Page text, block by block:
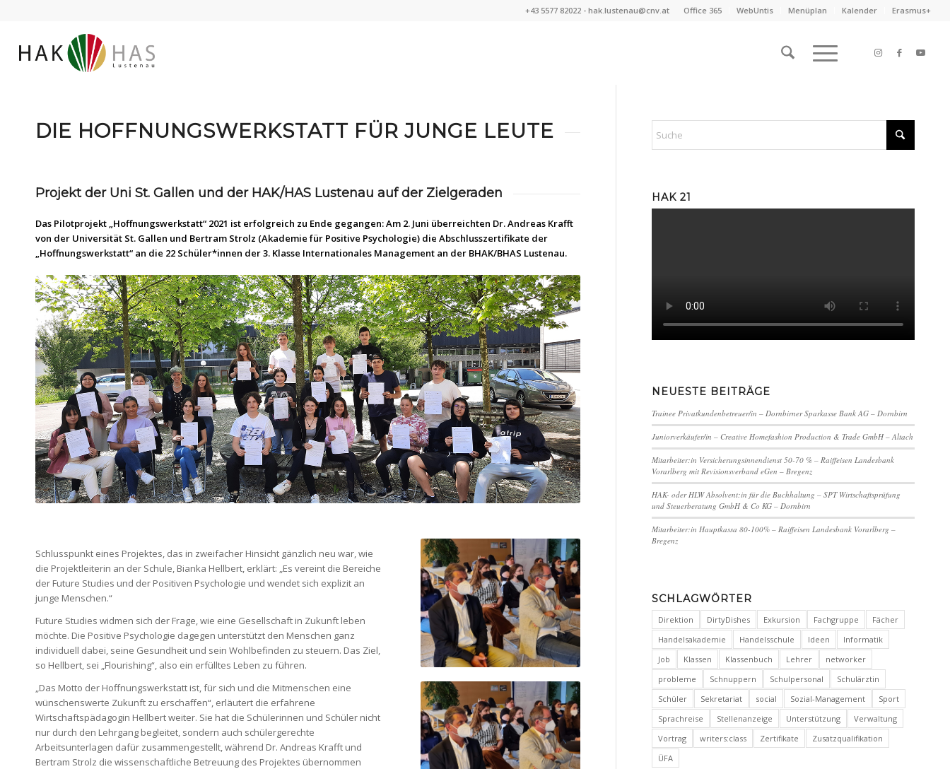
Office 365 WebUntis Menüplan Kalender Erasmus+
+43 5577 82022 -hak.lustenau@cnv.at
DIE HOFFNUNGSWERKSTATT FÜR JUNGE LEUTE
Projekt der Uni St. Gallen und der HAK/HAS Lustenau auf der Zielgeraden
Das Pilotprojekt „Hoffnungswerkstatt“ 2021 ist erfolgreich zu Ende gegangen: Am 2. Juni überreichten Dr. Andreas Krafft
von der Universität St. Gallen und Bertram Strolz (Akademie für Positive Psychologie) die Abschlusszertifikate der
„Hoffnungswerkstatt“ an die 22 Schüler*innen der 3. Klasse Internationales Management an der BHAK/BHAS Lustenau.
Schlusspunkt eines Projektes, das in zweifacher Hinsicht gänzlich neu war, wie
die Projektleiterin an der Schule, Bianka Hellbert, erklärt: „Es vereint die Bereiche
der Future Studies und der Positiven Psychologie und wendet sich explizit an
junge Menschen.“
Future Studies widmen sich der Frage, wie eine Gesellschaft in Zukunft leben
möchte. Die Positive Psychologie dagegen unterstützt den Menschen ganz
individuell dabei, seine Gesundheit und sein Wohlbefinden zu steuern. Das Ziel,
so Hellbert, sei „Flourishing“, also ein erfülltes Leben zu führen.
„Das Motto der Hoffnungswerkstatt ist, für sich und die Mitmenschen eine
wünschenswerte Zukunft zu erschaffen“, erläutert die erfahrene
Wirtschaftspädagogin Hellbert weiter. Sie hat die Schülerinnen und Schüler nicht
nur durch den Lehrgang begleitet, sondern auch schülergerechte
Arbeitsunterlagen dafür zusammengestellt, während Dr. Andreas Krafft und
Bertram Strolz die wissenschaftliche Betreuung des Projektes übernommen
HAK 21
NEUESTE BEITRÄGE
Trainee Privatkundenbetreuer/in – Dornbirner Sparkasse Bank AG – Dornbirn
Juniorverkäufer/in – Creative Homefashion Production & Trade GmbH – Altach
Mitarbeiter:in Versicherungsinnendienst 50-70 % – Raiffeisen Landesbank
Vorarlberg mit Revisionsverband eGen – Bregenz
HAK- oder HLW Absolvent:in für die Buchhaltung – SPT Wirtschaftsprüfung
und Steuerberatung GmbH & Co KG – Dornbirn
Mitarbeiter:in Hauptkassa 80-100% – Raiffeisen Landesbank Vorarlberg –
Bregenz
SCHLAGWÖRTER
Direktion DirtyDishes Exkursion Fachgruppe
Fächer
Handelsakademie
Handelsschule Ideen
Informatik
Job
Klassen Klassenbuch Lehrer
networker
probleme
Schnuppern Schulpersonal
Schulärztin
Schüler
Sekretariat social Sozial-Management
Sport
Sprachreise
Stellenanzeige Unterstützung
Verwaltung
Vortrag
writers:class Zertifikate
Zusatzqualifikation
ÜFA